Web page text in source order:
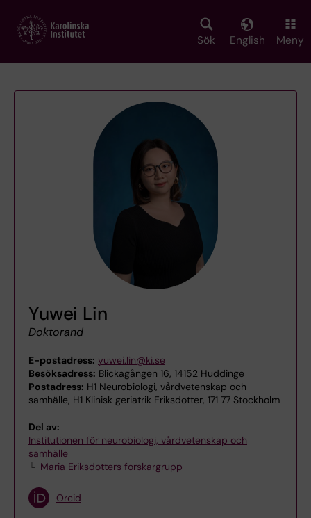
main
Sök English Meny
Yuwei Lin
Doktorand
E-postadress: yuwei.lin@ki.se
Besöksadress: Blickagången 16, 14152 Huddinge
Postadress: H1 Neurobiologi, vårdvetenskap och
samhälle, H1 Klinisk geriatrik Eriksdotter, 171 77 Stockholm
Del av:
Institutionen för neurobiologi, vårdvetenskap och
samhälle
Maria Eriksdotters forskargrupp
Orcid